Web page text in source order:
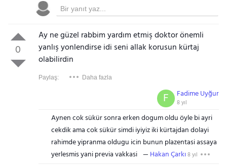
0
Ay ne güzel rabbim yardım etmiş doktor önemli
yanlış yonlendirse idi seni allak korusun kürtaj
olabilirdin
Paylaş: Daha fazla
Fadime Uyğur
8 yıl
F
Aynen cok sükür sonra erken dogum oldu öyle bi ayri
cekdik ama cok sükür simdi iyiyiz iki kürtajdan dolayi
rahimde yipranma oldugu icin bunun plazentasi assaya
yerlesmis yani previa vakkasi
Hakan Çarkı8 yıl